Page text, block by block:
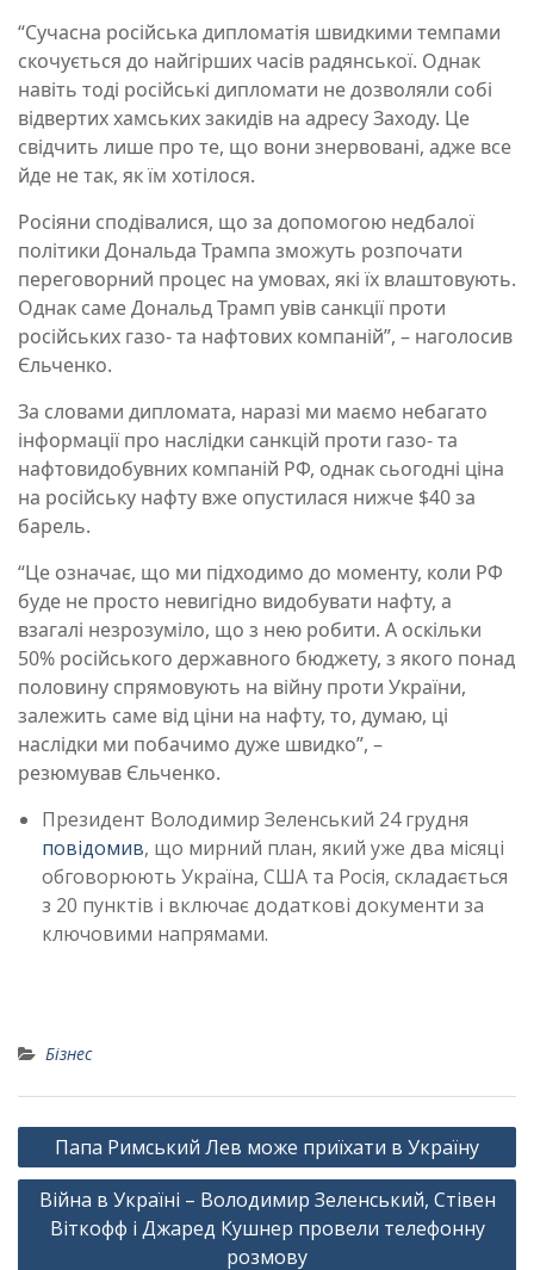
“Сучасна російська дипломатія швидкими темпами
скочується до найгірших часів радянської. Однак
навіть тоді російські дипломати не дозволяли собі
відвертих хамських закидів на адресу Заходу. Це
свідчить лише про те, що вони знервовані, адже все
йде не так, як їм хотілося.
Росіяни сподівалися, що за допомогою недбалої
політики Дональда Трампа зможуть розпочати
переговорний процес на умовах, які їх влаштовують.
Однак саме Дональд Трамп увів санкції проти
російських газо- та нафтових компаній”, – наголосив
Єльченко.
За словами дипломата, наразі ми маємо небагато
інформації про наслідки санкцій проти газо- та
нафтовидобувних компаній РФ, однак сьогодні ціна
на російську нафту вже опустилася нижче $40 за
барель.
“Це означає, що ми підходимо до моменту, коли РФ
буде не просто невигідно видобувати нафту, а
взагалі незрозуміло, що з нею робити. А оскільки
50% російського державного бюджету, з якого понад
половину спрямовують на війну проти України,
залежить саме від ціни на нафту, то, думаю, ці
наслідки ми побачимо дуже швидко”, –
резюмував Єльченко.
Президент Володимир Зеленський 24 грудня
повідомив, що мирний план, який уже два місяці
обговорюють Україна, США та Росія, складається
з 20 пунктів і включає додаткові документи за
ключовими напрямами.
Бізнес
Навігація
записів
Папа Римський Лев може приїхати в Україну
Війна в Україні – Володимир Зеленський, Стівен
Віткофф і Джаред Кушнер провели телефонну
розмову